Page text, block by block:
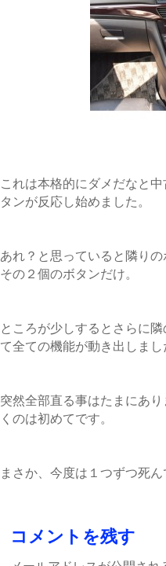
これは本格的にダメだなと
タンが反応し始めました。
あれ？と思っていると隣り
その２個のボタンだけ。
ところが少しするとさらに
て全ての機能が動き出しまし
突然全部直る事はたまにあ
くのは初めてです。
まさか、今度は１つずつ死
コメントを残す